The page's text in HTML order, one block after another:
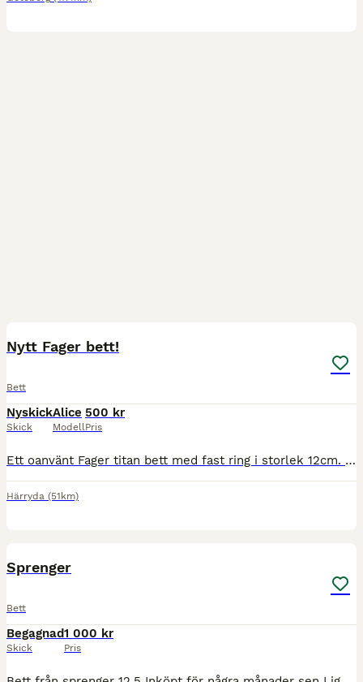
Nytt Fager bett!
Bett
Nyskick
Skick
Alice
Modell
500 kr
Pris
Ett oanvänt Fager titan bett med fast ring i storlek 12cm. Se bild. Nypris 1349kr Säljs för 500kr exkl frakt.
Härryda (51km)
Sprenger
Bett
Begagnad
Skick
1 000 kr
Pris